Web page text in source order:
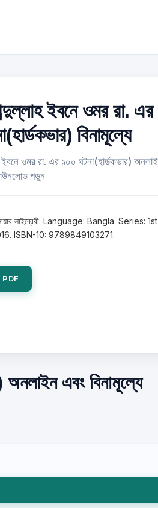
ইবনে ওমর রা. এর
বিনামূল্যে
ওমর রা. এর ১০০ ঘটনা(হার্ডকভার)
পড়ুন
লাইব্রেরী. Language: Bangla. Series: 1st
ISBN-10: 9789849103271.
এবং বিনামূল্যে